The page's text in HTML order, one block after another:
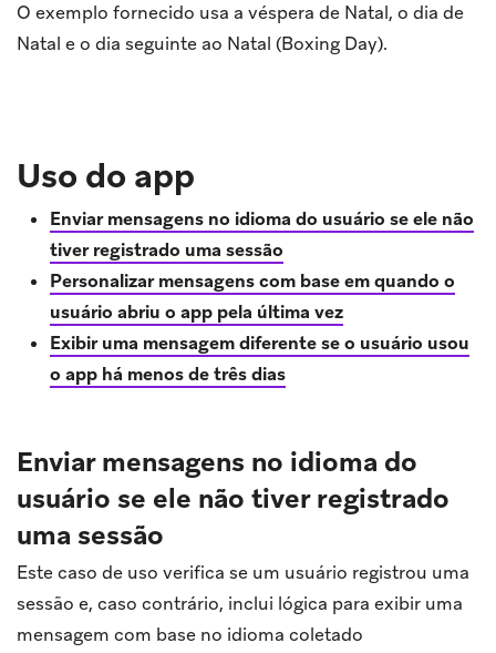
O exemplo fornecido usa a véspera de Natal, o dia de
Natal e o dia seguinte ao Natal (Boxing Day).
Uso do app
Enviar mensagens no idioma do usuário se ele não
tiver registrado uma sessão
Personalizar mensagens com base em quando o
usuário abriu o app pela última vez
Exibir uma mensagem diferente se o usuário usou
o app há menos de três dias
Enviar mensagens no idioma do
usuário se ele não tiver registrado
uma sessão
Este caso de uso verifica se um usuário registrou uma
sessão e, caso contrário, inclui lógica para exibir uma
mensagem com base no idioma coletado